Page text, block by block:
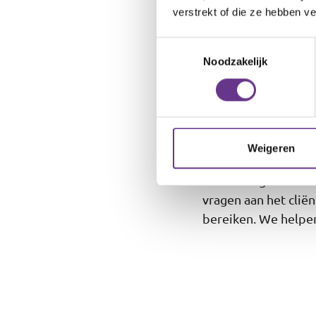
verstrekt of die ze hebben
Noodzakelijk
Weigeren
Als je bij
woon je samen
beperking of een
Vragen over
vragen aan het
bereiken. We